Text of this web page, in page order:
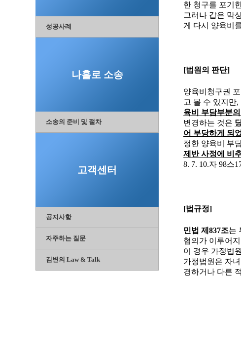
성공사례
나홀로 소송
소송의 준비 및 절차
고객센터
공지사항
자주하는 질문
김변의 Law & Talk
한 청구를 포기
그러나 갑은 막
게 다시 양육비
[법원의 판단]
양육비청구권
고 볼 수 있지만,
육비 부담부분
변경하는 것은
어 부당하게 되
정한 양육비 부
제반 사정에 비
8. 7. 10.자 98스
[법규정]
민법 제 837조는
협의가 이루어
이 경우 가정법
가정법원은 자녀
경하거나 다른